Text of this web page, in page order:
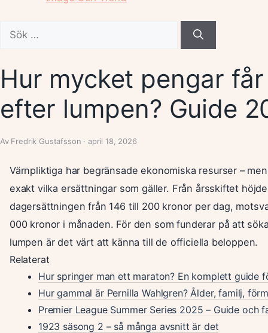
efter:
Hur mycket pengar
efter lumpen? Guide
Av Fredrik Gustafsson · april 18, 2026
Värnpliktiga har begränsade ekonomiska resurser –
exakt vilka ersättningar som gäller. Från årsskiftet
dagersättningen från 146 till 200 kronor per dag,
000 kronor i månaden. För den som funderar på att
lumpen är det värt att känna till de officiella beloppen.
Relaterat
Hur springer man ett maraton? En komplett guide
Hur gammal är Pernilla Wahlgren? Ålder, familj,
Premier League Summer Series 2025 – Guide och
1923 säsong 2 – så många avsnitt är det